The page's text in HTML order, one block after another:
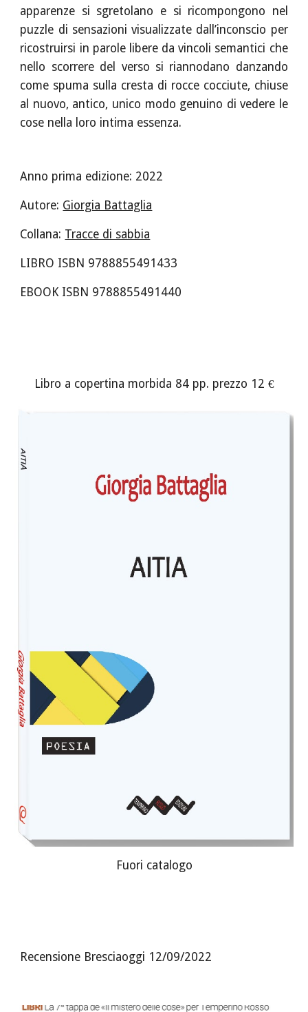
apparenze si sgretolano e si ricompongono nel
puzzle di sensazioni visualizzate dall’inconscio per
ricostruirsi in parole libere da vincoli semantici che
nello scorrere del verso si riannodano danzando
come spuma sulla cresta di rocce cocciute, chiuse
al nuovo, antico, unico modo genuino di vedere le
cose nella loro intima essenza.
Anno prima edizione: 2022
Autore: Giorgia Battaglia
Collana: Tracce di sabbia
LIBRO ISBN 9788855491433
EBOOK ISBN 9788855491440
Libro a copertina morbida 84pp. prezzo 12 €
Fuori catalogo
Recensione Bresciaoggi 12/09/2022